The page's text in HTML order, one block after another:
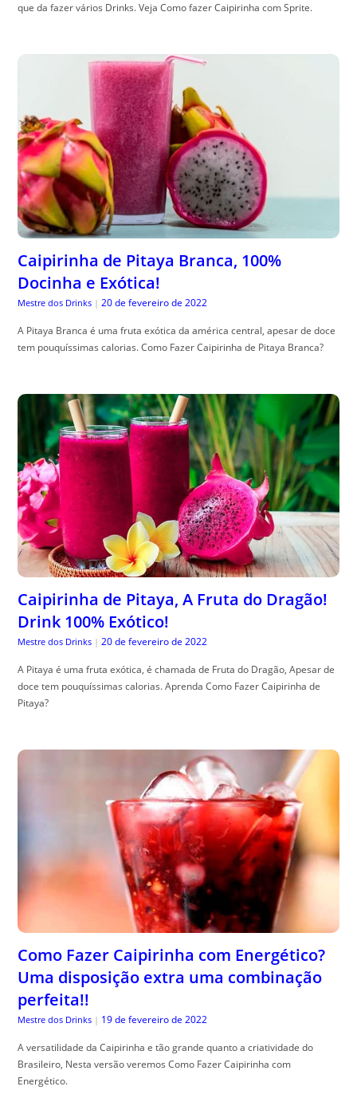
que da fazer vários Drinks. Veja Como fazer Caipirinha com Sprite.
Caipirinha de Pitaya Branca, 100%
Docinha e Exótica!
Mestre dos Drinks | 20 de fevereiro de 2022
A Pitaya Branca é uma fruta exótica da américa central, apesar de doce
tem pouquíssimas calorias. Como Fazer Caipirinha de Pitaya Branca?
Caipirinha de Pitaya, A Fruta do Dragão!
Drink 100% Exótico!
Mestre dos Drinks | 20 de fevereiro de 2022
A Pitaya é uma fruta exótica, é chamada de Fruta do Dragão, Apesar de
doce tem pouquíssimas calorias. Aprenda Como Fazer Caipirinha de
Pitaya?
Como Fazer Caipirinha com Energético?
Uma disposição extra uma combinação
perfeita!!
Mestre dos Drinks | 19 de fevereiro de 2022
A versatilidade da Caipirinha e tão grande quanto a criatividade do
Brasileiro, Nesta versão veremos Como Fazer Caipirinha com
Energético.